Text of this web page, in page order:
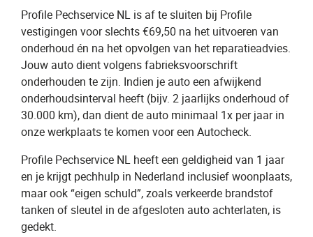
Profile Pechservice NL is af te sluiten bij Profile
vestigingen voor slechts €69,50 na het uitvoeren van
onderhoud én na het opvolgen van het reparatieadvies.
Jouw auto dient volgens fabrieksvoorschrift
onderhouden te zijn. Indien je auto een afwijkend
onderhoudsinterval heeft (bijv. 2 jaarlijks onderhoud of
30.000 km), dan dient de auto minimaal 1x per jaar in
onze werkplaats te komen voor een Autocheck.
Profile Pechservice NL heeft een geldigheid van 1 jaar
en je krijgt pechhulp in Nederland inclusief woonplaats,
maar ook “eigen schuld”, zoals verkeerde brandstof
tanken of sleutel in de afgesloten auto achterlaten, is
gedekt.